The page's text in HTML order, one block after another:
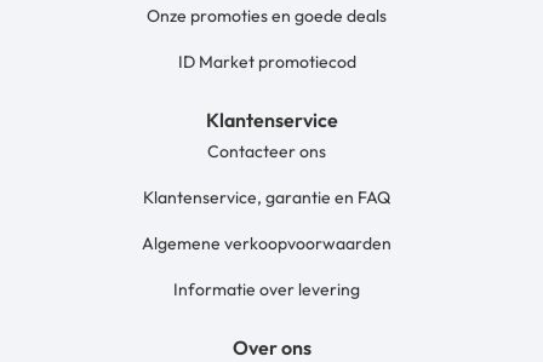
Onze promoties en goede deals
ID Market promotiecod
Klantenservice
Contacteer ons
Klantenservice, garantie en FAQ
Algemene verkoopvoorwaarden
Informatie over levering
Over ons